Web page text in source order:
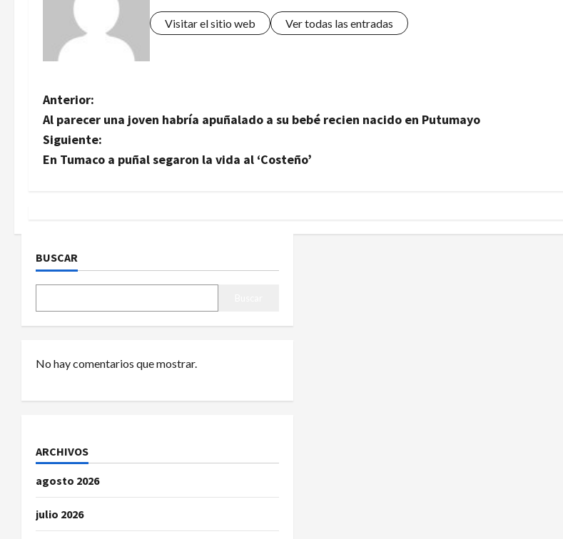
Visitar el sitio web Ver todas las entradas
N
a
v
a
c
i
n
d
e
n
t
Anterior:
Al parecer una joven habría apuñalado a su bebé recien nacido en Putumayo
Siguiente:
En Tumaco a puñal segaron la vida al ‘Costeño’
BUSCAR
No hay comentarios que mostrar.
ARCHIVOS
agosto 2026
julio 2026